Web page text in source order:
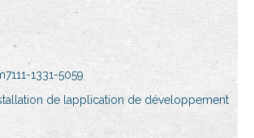
1331-5059
de lapplication de développement